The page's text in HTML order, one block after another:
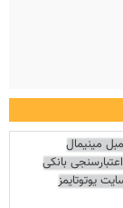
مبل مینیمال
اعتبارسنجی بانکی
یوتوتایمز